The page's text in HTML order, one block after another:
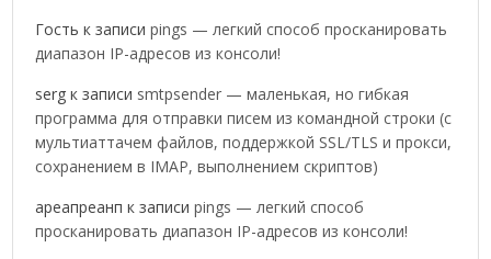
Гость к записиpings — легкий способ просканировать
диапазон IP-адресов из консоли!
serg к записи smtpsender — маленькая, но гибкая
программа для отправки писем из командной строки (с
мультиаттачем файлов, поддержкой SSL/TLS и прокси,
сохранением в IMAP, выполнением скриптов)
ареапреанп к записиpings — легкий способ
просканировать диапазон IP-адресов из консоли!